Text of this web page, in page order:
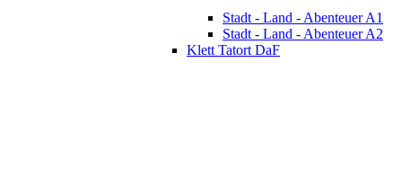
Stadt - Land - Abenteuer A1
Stadt - Land - Abenteuer A2
Klett Tatort DaF